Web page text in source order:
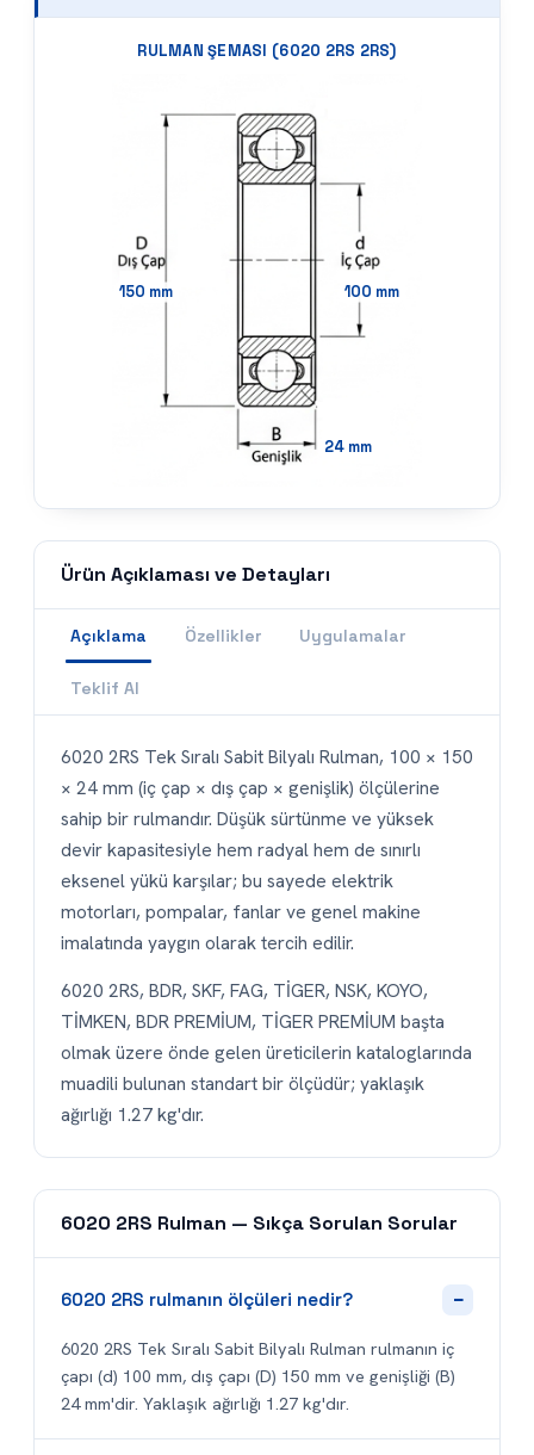
RULMAN ŞEMASI (6020 2RS 2RS)
150 mm 100 mm
24mm
Ürün Açıklaması ve Detayları
Açıklama Özellikler Uygulamalar
Teklif Al
6020 2RS Tek Sıralı Sabit Bilyalı Rulman, 100 × 150
× 24 mm (iç çap × dış çap × genişlik) ölçülerine
sahip bir rulmandır. Düşük sürtünme ve yüksek
devir kapasitesiyle hem radyal hem de sınırlı
eksenel yükü karşılar; bu sayede elektrik
motorları, pompalar, fanlar ve genel makine
imalatında yaygın olarak tercih edilir.
6020 2RS, BDR, SKF, FAG, TİGER, NSK, KOYO,
TİMKEN, BDR PREMİUM, TİGER PREMİUM başta
olmak üzere önde gelen üreticilerin kataloglarında
muadili bulunan standart bir ölçüdür; yaklaşık
ağırlığı 1.27 kg'dır.
6020 2RS Rulman — Sıkça Sorulan Sorular
6020 2RS rulmanın ölçüleri nedir? −
6020 2RS Tek Sıralı Sabit Bilyalı Rulman rulmanın iç
çapı (d) 100 mm, dış çapı (D) 150 mm ve genişliği (B)
24 mm'dir. Yaklaşık ağırlığı 1.27 kg'dır.